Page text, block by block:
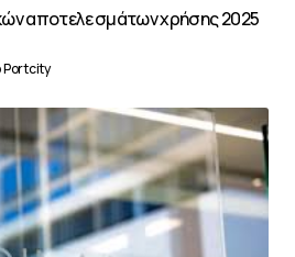
αποτελεσμάτων χρήσης 2025
Portcity